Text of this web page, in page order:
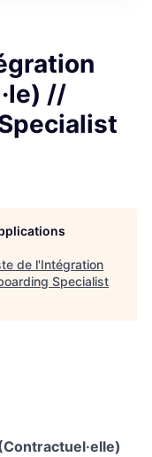
//
de l'Intégration
Specialist